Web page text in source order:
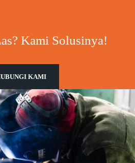
Kami Solusinya!
KAMI